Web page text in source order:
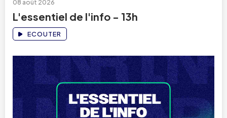
08 août 2026
L'essentiel de l'info - 13h
ECOUTER